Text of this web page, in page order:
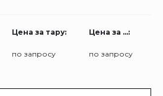
Цена за тару: Цена за ...:
по запросу по запросу